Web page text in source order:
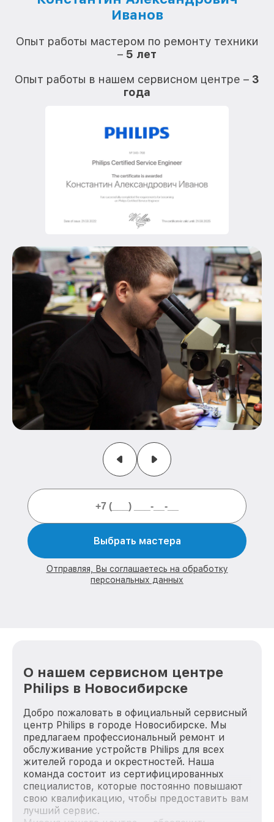
Иванов
Опыт работы мастером по ремонту техники
– 5 лет
Опыт работы в нашем сервисном центре – 3
года
Выбрать мастера
Отправляя, Вы соглашаетесь на обработку
персональных данных
О нашем сервисном центре
Philips в Новосибирске
Добро пожаловать в официальный сервисный
центр Philips в городе Новосибирске. Мы
предлагаем профессиональный ремонт и
обслуживание устройств Philips для всех
жителей города и окрестностей. Наша
команда состоит из сертифицированных
специалистов, которые постоянно повышают
свою квалификацию, чтобы предоставить вам
лучший сервис.